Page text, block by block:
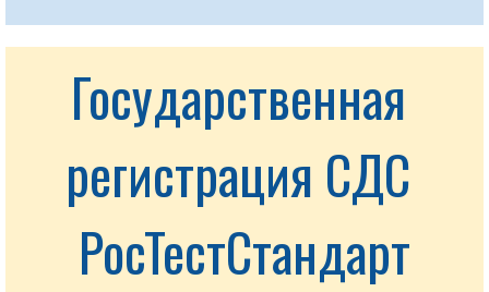
Государственная
регистрация СДС
РосТестСтандарт